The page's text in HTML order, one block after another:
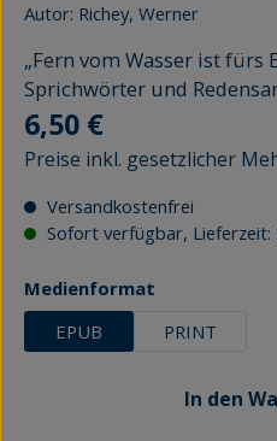
Autor: Richey, Werner
„Fern vom Wasser ist
Sprichwörter und
Regulärer Preis:
6,50 €
Preise inkl. gesetzlicher
Versandkostenfrei
Sofort verfügbar, Lieferzeit:
Medienformat
EPUB
PRINT
In den